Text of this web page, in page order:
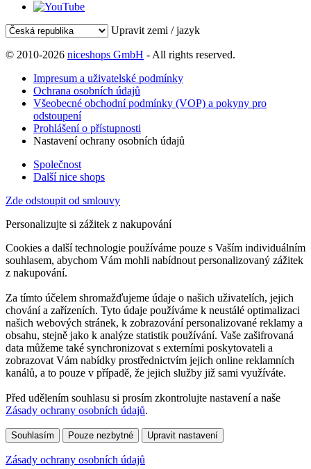
Upravit zemi / jazyk
© 2010-2026 niceshops GmbH - All rights reserved.
Impresum a uživatelské podmínky
Ochrana osobních údajů
Všeobecné obchodní podmínky (VOP) a pokyny pro
odstoupení
Prohlášení o přístupnosti
Nastavení ochrany osobních údajů
Společnost
Další nice shops
Zde odstoupit od smlouvy
Personalizujte si zážitek z nakupování
Cookies a další technologie používáme pouze s Vaším individuálním
souhlasem, abychom Vám mohli nabídnout personalizovaný zážitek
z nakupování.
Za tímto účelem shromažďujeme údaje o našich uživatelích, jejich
chování a zařízeních. Tyto údaje používáme k neustálé optimalizaci
našich webových stránek, k zobrazování personalizované reklamy a
obsahu, stejně jako k analýze statistik používání. Vaše zašifrovaná
data můžeme také synchronizovat s externími poskytovateli a
zobrazovat Vám nabídky prostřednictvím jejich online reklamních
kanálů, a to pouze v případě, že jejich služby již sami využíváte.
Před udělením souhlasu si prosím zkontrolujte nastavení a naše
Zásady ochrany osobních údajů.
Souhlasím Pouze nezbytné Upravit nastavení
Zásady ochrany osobních údajů